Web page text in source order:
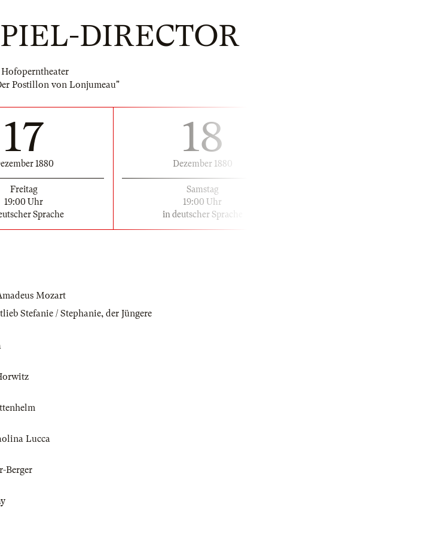
DIRECTOR
Postillon von Lonjumeau"
17
1880
Freitag
19:00 Uhr
Sprache
18
Dezember 1880
Samstag
19:00 Uhr
in deutscher Sprache
Mozart
Stefanie / Stephanie, der Jüngere
Lucca
Berger